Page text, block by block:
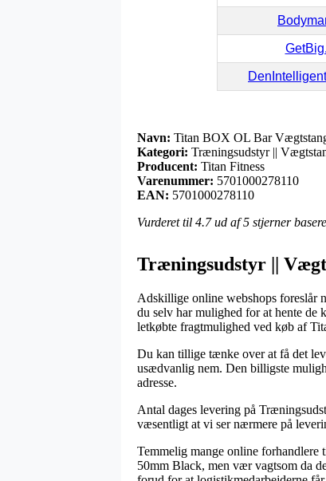
Navn: Titan BOX OL Bar
Kategori: Træningsudstyr ||
Producent: Titan Fitness
Varenummer: 5701000278110
EAN: 5701000278110
Vurderet til 4.7ud af 5 stjerner
Træningsudstyr ||
Adskillige online webshops foreslår
du selv har mulighed for at hente de
letkøbte fragtmulighed ved køb af
Du kan tillige tænke over at få det
usædvanlig nem. Den billigste
adresse.
Antal dages levering på
væsentligt at vi ser nærmere på
Temmelig mange online
50mm Black, men vær vagtsom da